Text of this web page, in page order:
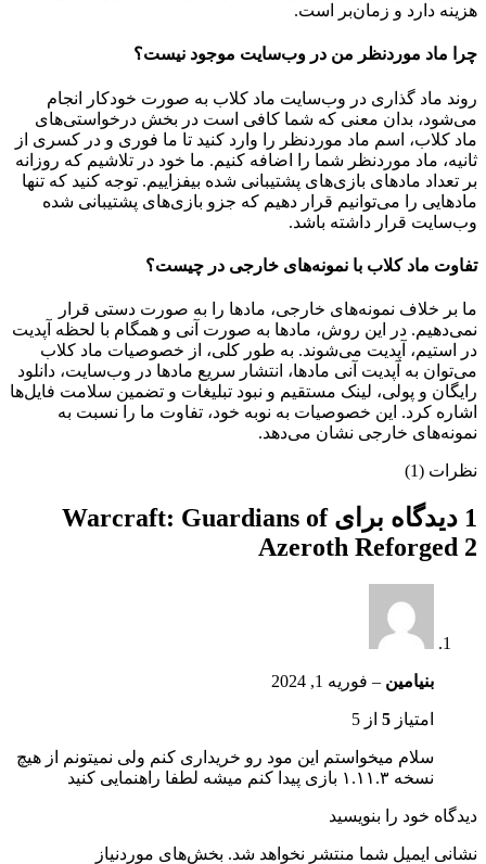
هزینه دارد و زمان‌بر است.
چرا ماد موردنظر من در وب‌سایت موجود نیست؟
روند ماد گذاری در وب‌سایت ماد کلاب به صورت خودکار انجام
می‌شود، بدان معنی که شما کافی است در بخش درخواستی‌های
ماد کلاب، اسم ماد موردنظر را وارد کنید تا ما فوری و در کسری از
ثانیه، ماد موردنظر شما را اضافه کنیم. ما خود در تلاشیم که روزانه
بر تعداد مادهای بازی‌های پشتیبانی شده بیفزاییم. توجه کنید که تنها
مادهایی را می‌توانیم قرار دهیم که جزو بازی‌های پشتیبانی شده
وب‌سایت قرار داشته باشد.
تفاوت ماد کلاب با نمونه‌های خارجی در چیست؟
ما بر خلاف نمونه‌های خارجی، مادها را به صورت دستی قرار
نمی‌دهیم. در این روش، مادها به صورت آنی و همگام با لحظه آپدیت
در استیم، آپدیت می‌شوند. به طور کلی، از خصوصیات ماد کلاب
می‌‌توان به آپدیت آنی مادها، انتشار سریع مادها در وب‌سایت، دانلود
رایگان و پولی، لینک مستقیم و نبود تبلیغات و تضمین سلامت فایل‌ها
اشاره کرد. این خصوصیات به نوبه خود، تفاوت ما را نسبت به
نمونه‌های خارجی نشان می‌دهد.
نظرات (1)
1 دیدگاه برای
Warcraft: Guardians of
Azeroth Reforged 2
بنیامین – فوریه 1, 2024
امتیاز 5 از 5
سلام میخواستم این مود رو خریداری کنم ولی نمیتونم از هیچ
نسخه ۱.۱۱.۳ بازی پیدا کنم میشه لطفا راهنمایی کنید
دیدگاه خود را بنویسید
نشانی ایمیل شما منتشر نخواهد شد. بخش‌های موردنیاز